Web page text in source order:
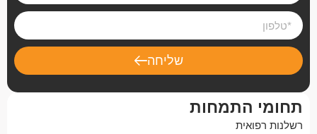
תחומי התמחות
רשלנות רפואית
שליחה